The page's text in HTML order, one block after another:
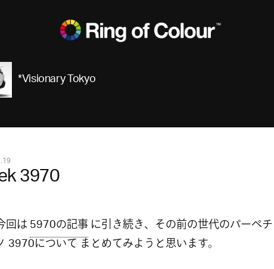
*Visionary Tokyo
3970
回は5970の記事に引き続き、その前の世代のパーペ
3970について まとめてみようと思います。